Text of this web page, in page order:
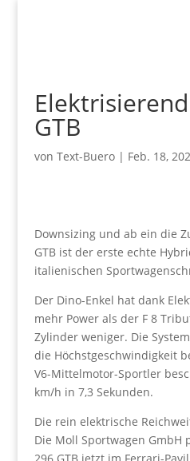
GTB
von Text-Buero| Feb. 18,
Downsizing und ab ein die
GTB ist der erste echte
italienischen
Der Dino-Enkel hat dank
mehr Power als der F 8
Zylinder weniger. Die
die Höchstgeschwindigkeit
V6-Mittelmotor-Sportler
km/h in 7,3 Sekunden.
Die rein elektrische
Die Moll Sportwagen GmbH